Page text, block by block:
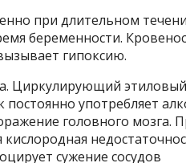
при длительном
беременности.
гипоксию.
Циркулирующий этиловый
употребляет
головного мозга.
сужение сосудов